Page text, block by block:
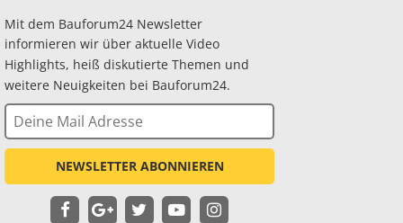
Mit dem Bauforum24 Newsletter
informieren wir über aktuelle Video
Highlights, heiß diskutierte Themen und
weitere Neuigkeiten bei Bauforum24.
NEWSLETTER ABONNIEREN